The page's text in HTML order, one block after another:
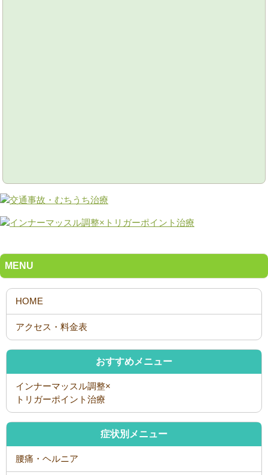
MENU
おすすめメニュー
インナーマッスル調整×
トリガーポイント治療
症状別メニュー
腰痛・ヘルニア